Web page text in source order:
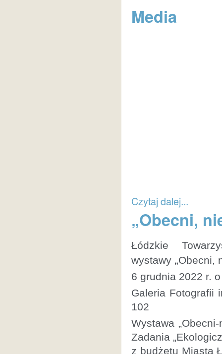
Media
Czytaj dalej...
„Obecni,
Łódzkie
wystawy „Obecni,
6 grudnia 2022 r.
Galeria Fotografii
102
Wystawa
Zadania
z budżetu Miasta